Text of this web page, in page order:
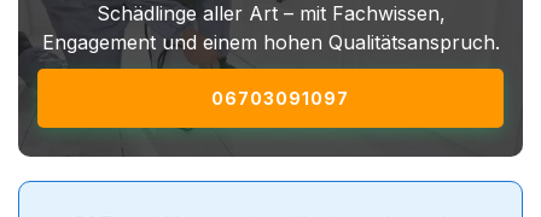
Schädlinge aller Art – mit Fachwissen,
Engagement und einem hohen Qualitätsanspruch.
06703091097